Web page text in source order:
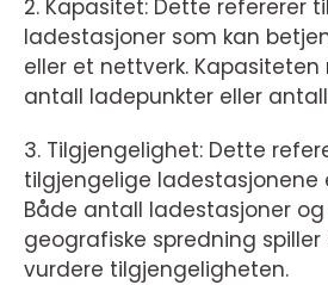
2. Kapasitet: Dette refererer
ladestasjoner som kan
eller et nettverk.
antall ladepunkter eller
3. Tilgjengelighet: Dette
tilgjengelige ladestasjonene
Både antall ladestasjoner
geografiske spredning spiller
vurdere tilgjengeligheten.